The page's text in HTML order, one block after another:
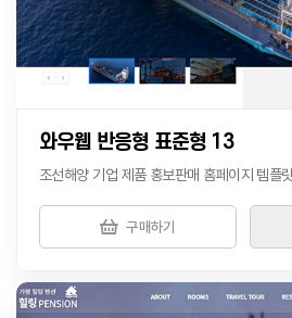
와우웹 반응형 표준형 13
조선해양 기업 제품 홍보판매 홈페이지 템플릿
구매하기